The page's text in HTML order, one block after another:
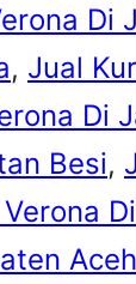
Di
, Jual
Di
Besi,